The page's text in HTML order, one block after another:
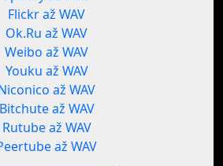
Flickr až WAV
Ok.Ru až WAV
Weibo až WAV
Youku až WAV
až WAV
Bitchute až WAV
Rutube až WAV
až WAV